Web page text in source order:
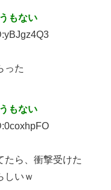
もない
yBJgz4Q3
った
もない
0coxhpFO
たら、衝撃受けた
しいｗ